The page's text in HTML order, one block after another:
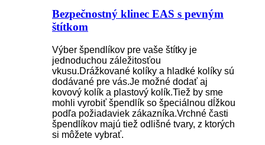
Bezpečnostný klinec EAS s pevným
štítkom
Výber špendlíkov pre vaše štítky je
jednoduchou záležitosťou
vkusu.Drážkované kolíky a hladké kolíky sú
dodávané pre vás.Je možné dodať aj
kovový kolík a plastový kolík.Tiež by sme
mohli vyrobiť špendlík so špeciálnou dĺžkou
podľa požiadaviek zákazníka.Vrchné časti
špendlíkov majú tiež odlišné tvary, z ktorých
si môžete vybrať.